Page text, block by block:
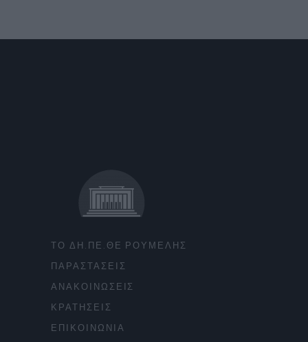
ΤΟ ΔΗ.ΠΕ.ΘΕ ΡΟΥΜΕΛΗΣ
ΠΑΡΑΣΤΑΣΕΙΣ
ΑΝΑΚΟΙΝΩΣΕΙΣ
ΚΡΑΤΗΣΕΙΣ
ΕΠΙΚΟΙΝΩΝΙΑ